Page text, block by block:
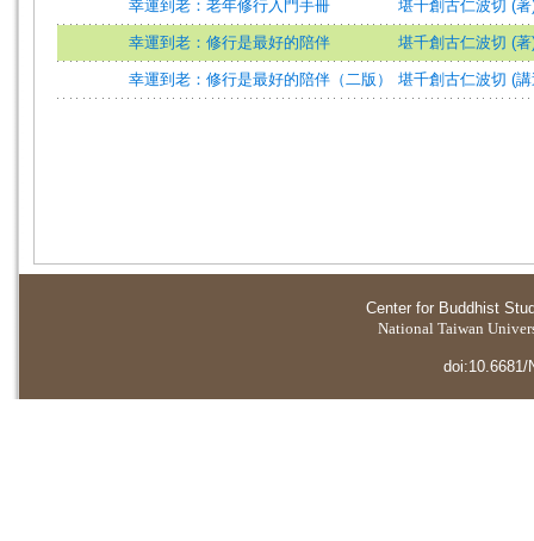
幸運到老：老年修行入門手冊 堪千創古仁波切 (著
幸運到老：修行是最好的陪伴 堪千創古仁波切 (著
幸運到老：修行是最好的陪伴（二版） 堪千創古仁波切 (
Center for Buddhist
National Taiwan
doi:10.6681/